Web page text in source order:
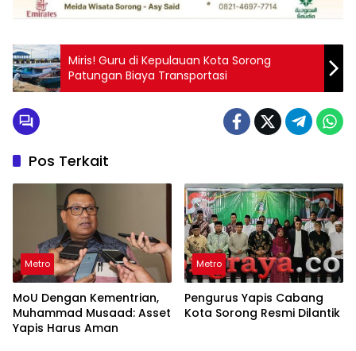
Miris! Guru di Kepulauan Kota Sorong
Patungan Biaya Transportasi
Pos Terkait
Metro
MoU Dengan Kementrian,
Muhammad Musaad: Asset
Yapis Harus Aman
Metro
Pengurus Yapis Cabang
Kota Sorong Resmi Dilantik